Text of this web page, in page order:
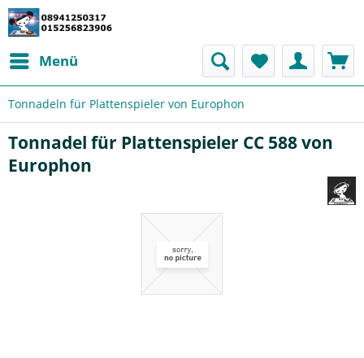
Menü
Tonnadeln für Plattenspieler von Europhon
Tonnadel für Plattenspieler CC 588 von
Europhon